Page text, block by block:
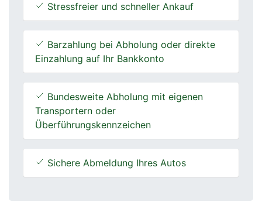
Stressfreier und schneller Ankauf
Barzahlung bei Abholung oder direkte
Einzahlung auf Ihr Bankkonto
Bundesweite Abholung mit eigenen
Transportern oder
Überführungskennzeichen
Sichere Abmeldung Ihres Autos